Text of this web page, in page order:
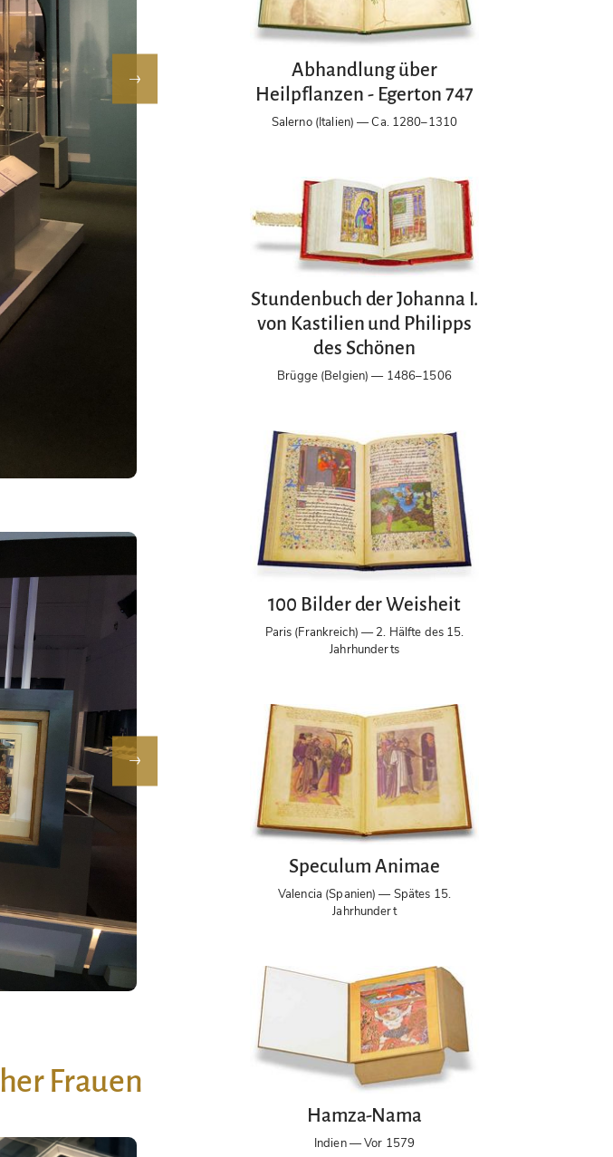
Ausstellung "Medieval Women in Their Own
Herrad von Landsberg: Hortus
Frauen
Abhandlung über
Heilpflanzen - Egerton 747
Salerno (Italien) — Ca. 1280–1310
Stundenbuch der Johanna I.
von Kastilien und Philipps
des Schönen
Brügge (Belgien) — 1486–1506
100 Bilder der Weisheit
Paris (Frankreich) — 2. Hälfte des 15.
Jahrhunderts
Speculum Animae
Valencia (Spanien) — Spätes 15.
Jahrhundert
Hamza-Nama
Indien — Vor 1579